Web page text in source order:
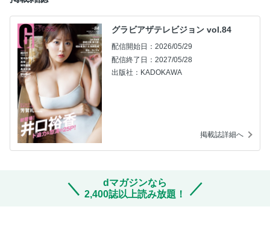
グラビアザテレビジョン vol.84
配信開始日：2026/05/29
配信終了日：2027/05/28
出版社：KADOKAWA
掲載誌詳細へ
dマガジンなら
2,400誌以上読み放題！